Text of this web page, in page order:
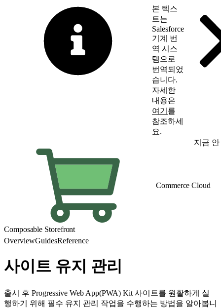
본 텍스
트는
Salesforce
기계 번
역 시스
템으로
번역되었
습니다.
자세한
내용은
여기 를
참조하세
요.
지금 안
Commerce Cloud
Composable Storefront
OverviewGuidesReference
사이트 유지 관리
출시 후 Progressive Web App(PWA) Kit 사이트를 원활하게 실
행하기 위해 필수 유지 관리 작업을 수행하는 방법을 알아봅니